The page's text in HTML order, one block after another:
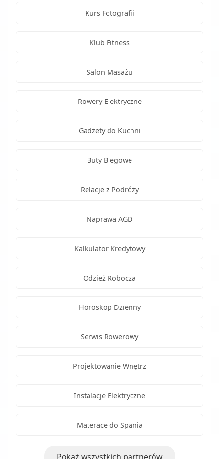
Kurs Fotografii
Klub Fitness
Salon Masażu
Rowery Elektryczne
Gadżety do Kuchni
Buty Biegowe
Relacje z Podróży
Naprawa AGD
Kalkulator Kredytowy
Odzież Robocza
Horoskop Dzienny
Serwis Rowerowy
Projektowanie Wnętrz
Instalacje Elektryczne
Materace do Spania
Pokaż wszystkich partnerów